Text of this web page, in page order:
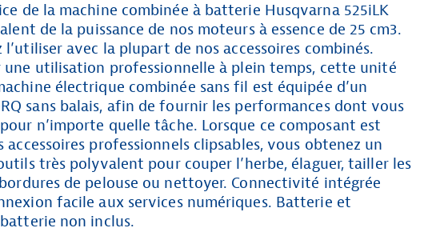
de la machine combinée à batterie Husqvarna 525iLK
de la puissance de nos moteurs à essence de 25 cm3.
l’utiliser avec la plupart de nos accessoires combinés.
une utilisation professionnelle à plein temps, cette unité
électrique combinée sans fil est équipée d’un
sans balais, afin de fournir les performances dont vous
n’importe quelle tâche. Lorsque ce composant est
accessoires professionnels clipsables, vous obtenez un
très polyvalent pour couper l’herbe, élaguer, tailler les
de pelouse ou nettoyer. Connectivité intégrée
facile aux services numériques. Batterie et
non inclus.